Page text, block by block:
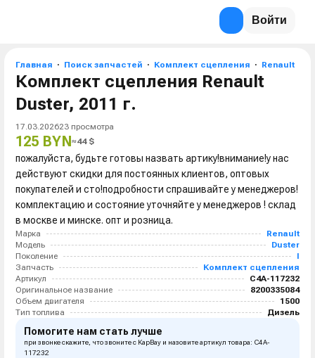
Войти
Главная Поиск запчастей Комплект сцепления Renault
Комплект сцепления Renault
Duster, 2011 г.
17.03.202623 просмотра
пожалуйста, будьте готовы назвать артику!внимание!у нас
действуют скидки для постоянных клиентов, оптовых
покупателей и сто!подробности спрашивайте у менеджеров!
комплектацию и состояние уточняйте у менеджеров ! склад
в москве и минске. опт и розница.
Марка
Renault
Модель
Duster
Поколение
I
Запчасть
Комплект сцепления
Артикул
C4A-117232
Оригинальное название
8200335084
Объем двигателя
1500
Тип топлива
Дизель
125 BYN≈44 $
Помогите нам стать лучше
при звонке скажите, что звоните с КарВау и назовите артикул товара: C4A-
117232